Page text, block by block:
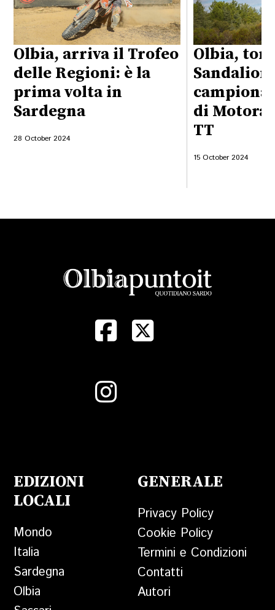
Olbia, arriva il Trofeo
delle Regioni: è la
prima volta in
Sardegna
28 October 2024
Olbia,
di
TT
15 October 2024
EDIZIONI
LOCALI
Mondo
Italia
Sardegna
Olbia
GENERALE
Privacy Policy
Cookie Policy
Termini e Condizioni
Contatti
Autori